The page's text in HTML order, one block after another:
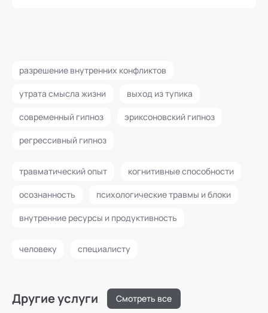
разрешение внутренних конфликтов
утрата смысла жизни выход из тупика
современный гипноз эриксоновский гипноз
регрессивный гипноз
травматический опыт когнитивные способности
осознанность психологические травмы и блоки
внутренние ресурсы и продуктивность
человеку специалисту
Другие услуги Смотреть все